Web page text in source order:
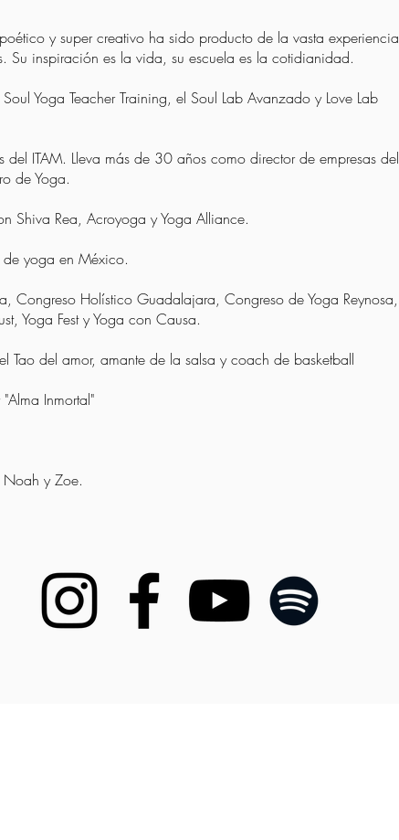
y super creativo ha sido producto de la vasta experiencia
Su inspiración es la vida, su escuela es la cotidianidad.
Yoga Teacher Training, el Soul Lab Avanzado y Love Lab
del ITAM. Lleva más de 30 años como director de empresas del
de Yoga.
Shiva Rea, Acroyoga y Yoga Alliance.
de yoga en México.
Congreso Holístico Guadalajara, Congreso de Yoga Reynosa,
Yoga Fest y Yoga con Causa.
Tao del amor, amante de la salsa y coach de basketball
Inmortal"
y Zoe.